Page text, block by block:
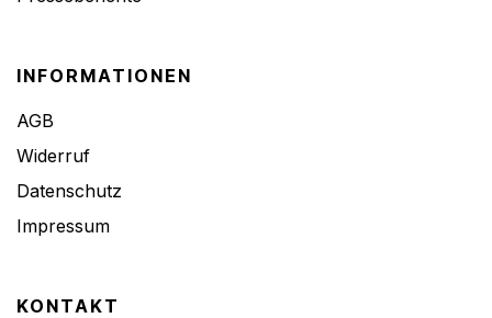
INFORMATIONEN
AGB
Widerruf
Datenschutz
Impressum
KONTAKT